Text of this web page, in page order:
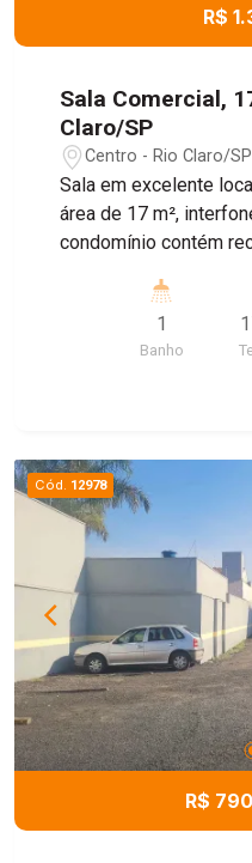
R$
Sala Comercial,
Claro/SP
Centro - Rio Claro/SP
Sala em excelente
área de 17 m²,
condomínio contém
limpeza da área
1
Banho
Cód. 12978
R$